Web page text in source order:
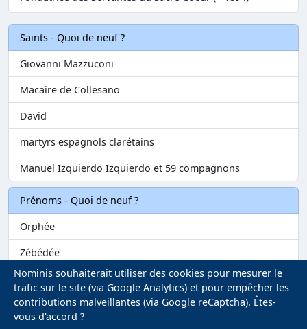
Saints - Quoi de neuf ?
Giovanni Mazzuconi
Macaire de Collesano
David
martyrs espagnols clarétains
Manuel Izquierdo Izquierdo et 59 compagnons
Prénoms - Quoi de neuf ?
Orphée
Zébédée
Melvil
Matilin
Nominis souhaiterait utiliser des cookies pour mesurer le
trafic sur le site (via Google Analytics) et pour empêcher les
contributions malveillantes (via Google reCaptcha). Êtes-
vous d'accord ?